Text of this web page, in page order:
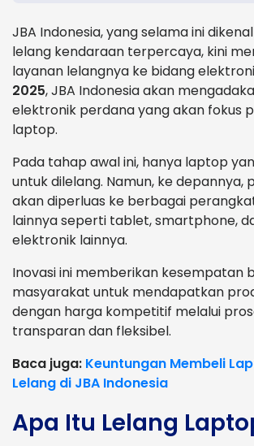
JBA Indonesia, yang selama ini
lelang kendaraan terpercaya, kini
layanan lelangnya ke bidang
2025, JBA Indonesia akan
elektronik perdana yang akan fokus
laptop.
Pada tahap awal ini, hanya laptop
untuk dilelang. Namun, ke depannya,
akan diperluas ke berbagai
lainnya seperti tablet, smartphone,
elektronik lainnya.
Inovasi ini memberikan kesempatan
masyarakat untuk mendapatkan
dengan harga kompetitif melalui
transparan dan fleksibel.
Baca juga: Keuntungan Membeli
Lelang di JBA Indonesia
Apa Itu Lelang